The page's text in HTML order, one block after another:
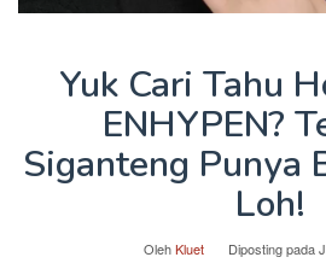
Yuk Cari Tahu
ENHYPEN?
Siganteng Punya
Loh!
OlehKluet Diposting pada